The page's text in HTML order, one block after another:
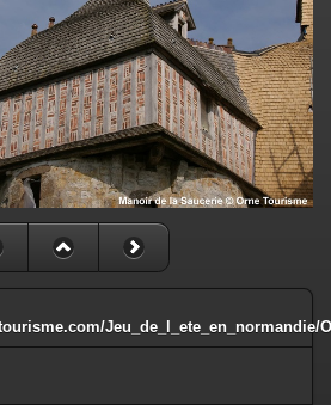
Jeu_de_l_ete_en_normandie/